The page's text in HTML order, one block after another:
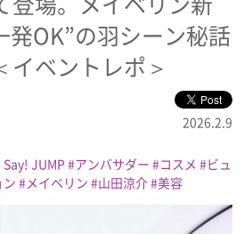
発OK”の羽シーン秘話
イベントレポ＞
2026.2.9
Say! JUMP アンバサダー コスメ
ビュ
ン メイベリン 山田涼介 美容